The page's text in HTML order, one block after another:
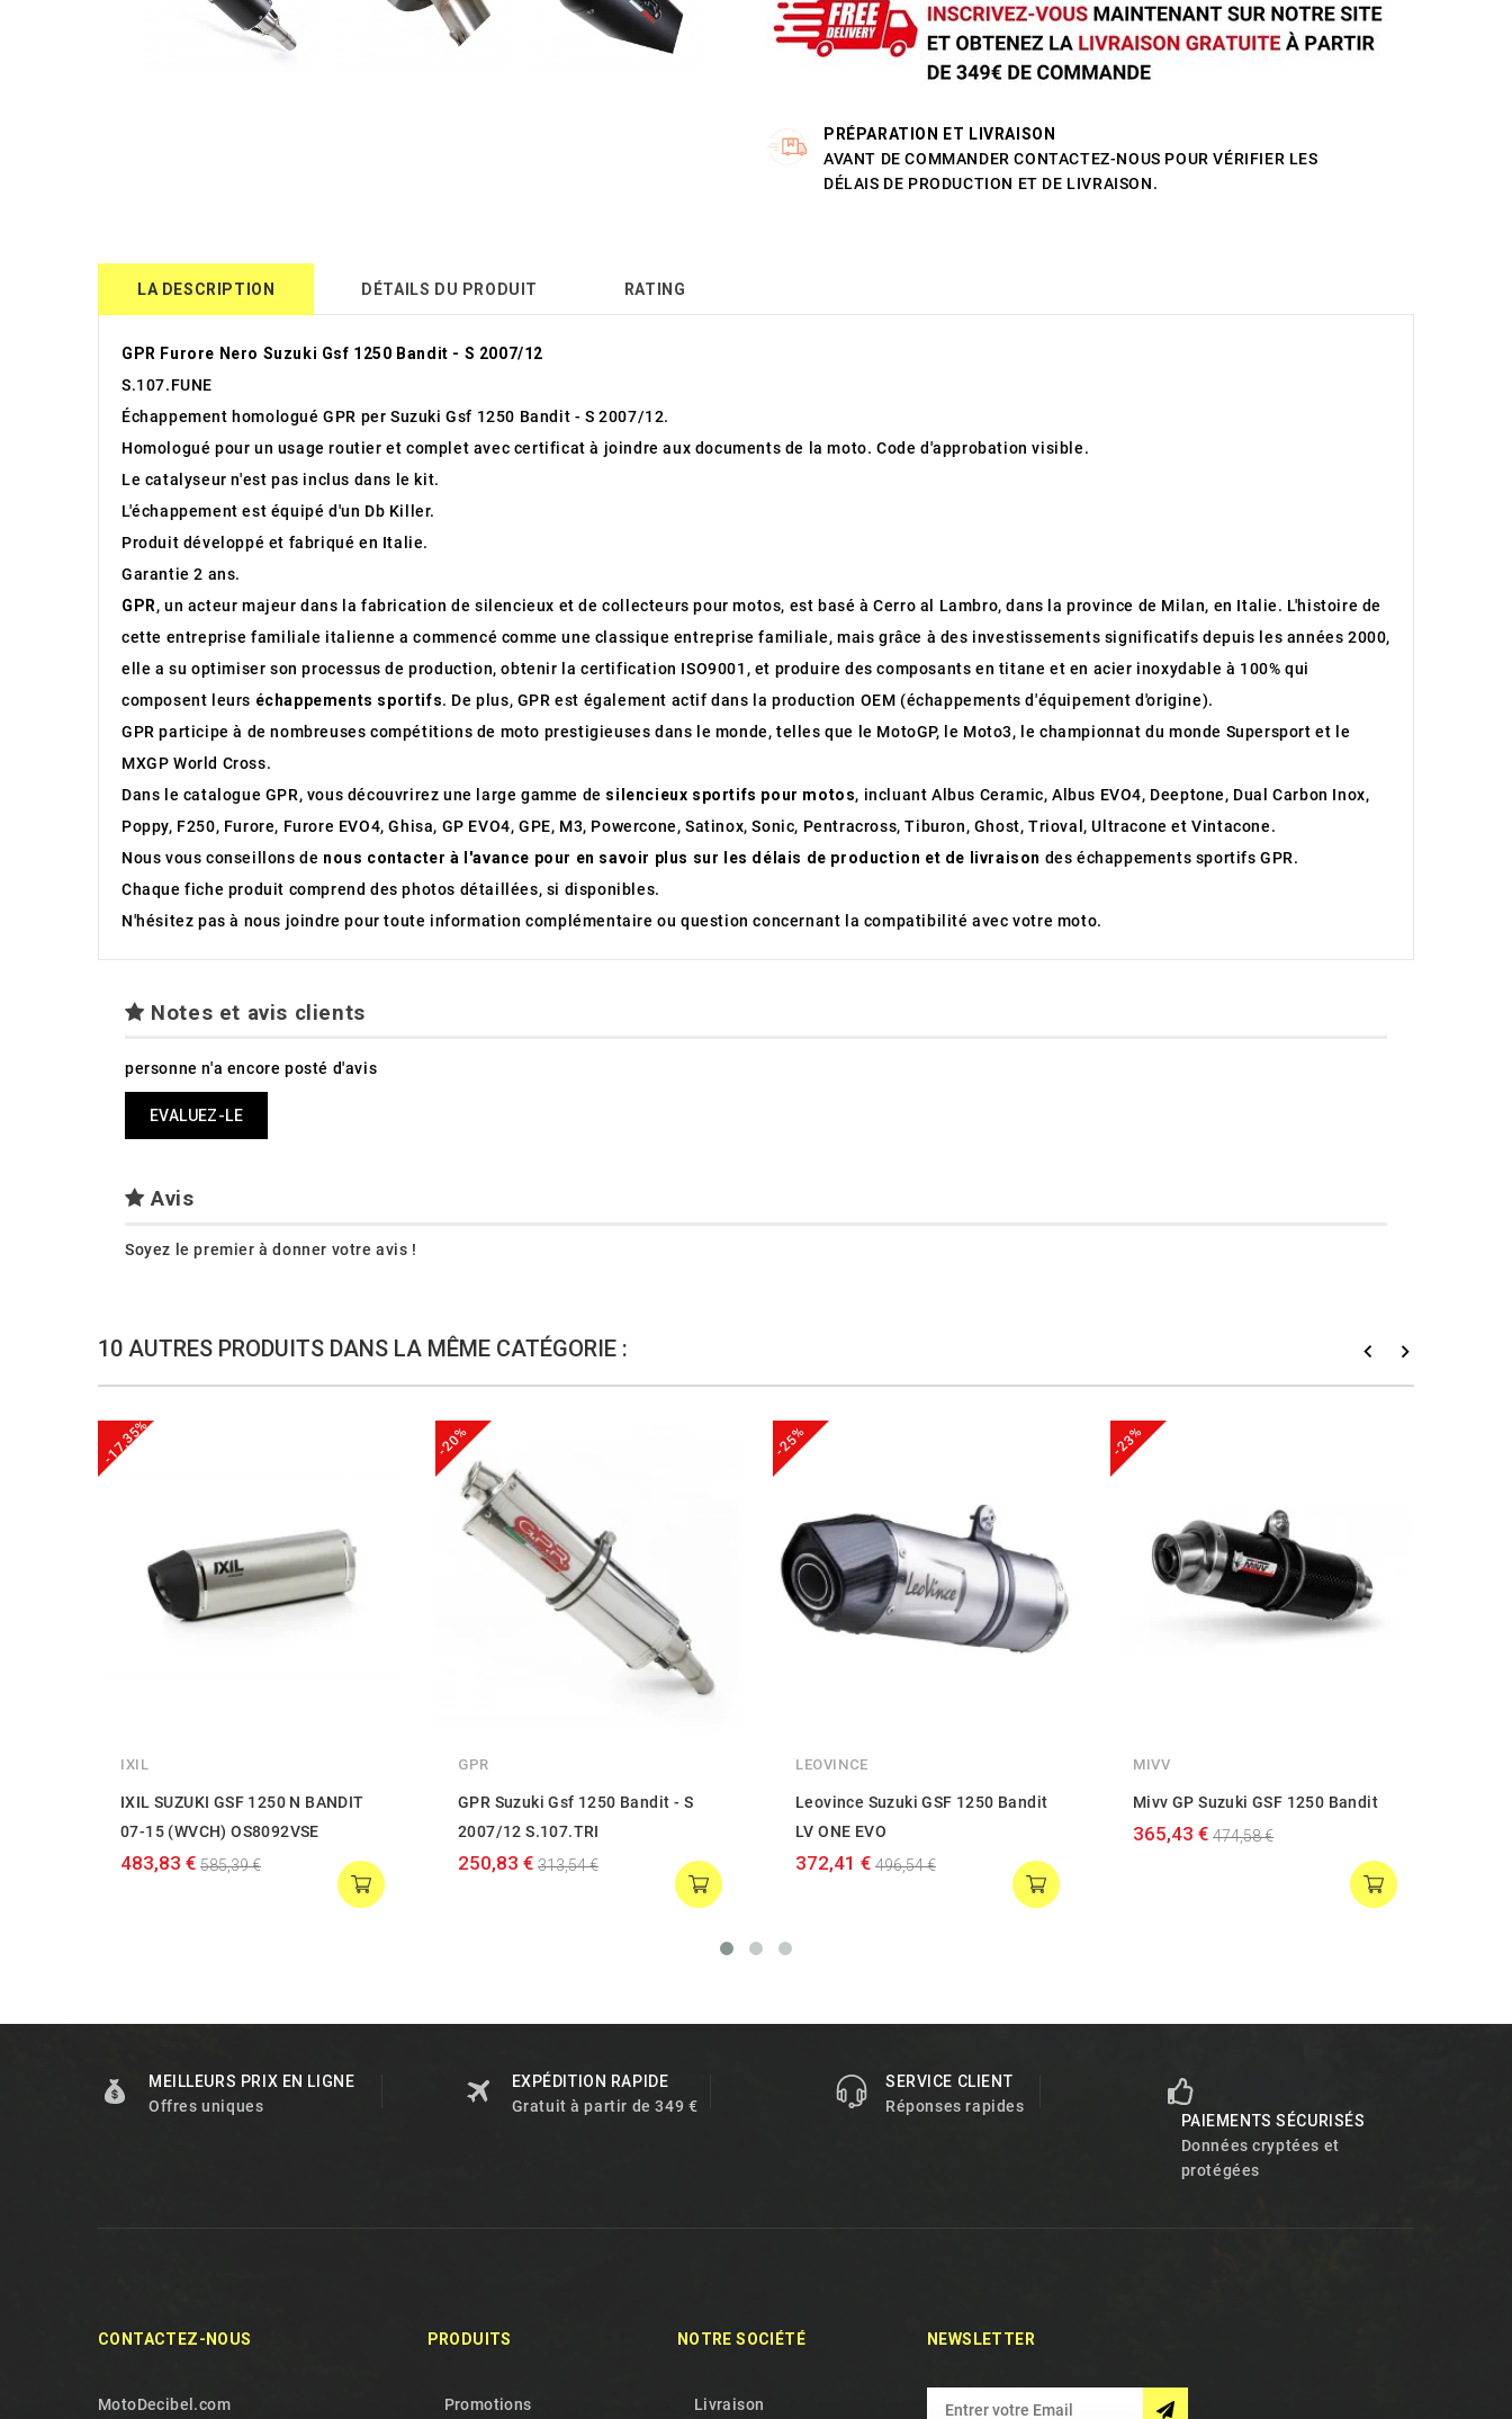
PRÉPARATION ET LIVRAISON
AVANT DE COMMANDER CONTACTEZ-NOUS POUR VÉRIFIER LES
DÉLAIS DE PRODUCTION ET DE LIVRAISON.
LA DESCRIPTION DÉTAILS DU PRODUIT RATING
GPR Furore Nero Suzuki Gsf 1250 Bandit - S 2007/12
S.107.FUNE
Échappement homologué GPR per Suzuki Gsf 1250 Bandit - S 2007/12.
Homologué pour un usage routier et complet avec certificat à joindre aux documents de la moto. Code d'approbation visible.
Le catalyseur n'est pas inclus dans le kit.
L'échappement est équipé d'un Db Killer.
Produit développé et fabriqué en Italie.
Garantie 2 ans.
GPR, un acteur majeur dans la fabrication de silencieux et de collecteurs pour motos, est basé à Cerro al Lambro, dans la province de Milan, en Italie. L'histoire de
cette entreprise familiale italienne a commencé comme une classique entreprise familiale, mais grâce à des investissements significatifs depuis les années 2000,
elle a su optimiser son processus de production, obtenir la certification ISO9001, et produire des composants en titane et en acier inoxydable à 100% qui
composent leurs échappements sportifs. De plus, GPR est également actif dans la production OEM (échappements d'équipement d'origine).
GPR participe à de nombreuses compétitions de moto prestigieuses dans le monde, telles que le MotoGP, le Moto3, le championnat du monde Supersport et le
MXGP World Cross.
Dans le catalogue GPR, vous découvrirez une large gamme de silencieux sportifs pour motos, incluant Albus Ceramic, Albus EVO4, Deeptone, Dual Carbon Inox,
Poppy, F250, Furore, Furore EVO4, Ghisa, GP EVO4, GPE, M3, Powercone, Satinox, Sonic, Pentracross, Tiburon, Ghost, Trioval, Ultracone et Vintacone.
Nous vous conseillons de nous contacter à l'avance pour en savoir plus sur les délais de production et de livraison des échappements sportifs GPR.
Chaque fiche produit comprend des photos détaillées, si disponibles.
N'hésitez pas à nous joindre pour toute information complémentaire ou question concernant la compatibilité avec votre moto.
Notes et avis clients
personne n'a encore posté d'avis
EVALUEZ-LE
Avis
Soyez le premier à donner votre avis !
10 AUTRES PRODUITS DANS LA MÊME CATÉGORIE :
-17,35%
IXIL
IXIL SUZUKI GSF 1250 N BANDIT
07-15 (WVCH) OS8092VSE
483,83 € 585,39 €
-20%
GPR
GPR Suzuki Gsf 1250 Bandit - S
2007/12 S.107.TRI
250,83 € 313,54 €
-25%
LEOVINCE
Leovince Suzuki GSF 1250 Bandit
LV ONE EVO
372,41 € 496,54 €
-23%
MIVV
Mivv GP Suzuki GSF 1250 Bandit
365,43 € 474,58 €
MEILLEURS PRIX EN LIGNE
Offres uniques
EXPÉDITION RAPIDE
Gratuit à partir de 349 €
SERVICE CLIENT
Réponses rapides
PAIEMENTS SÉCURISÉS
Données cryptées et
protégées
CONTACTEZ-NOUS
MotoDecibel.com
PRODUITS
Promotions
NOTRE SOCIÉTÉ
Livraison
NEWSLETTER